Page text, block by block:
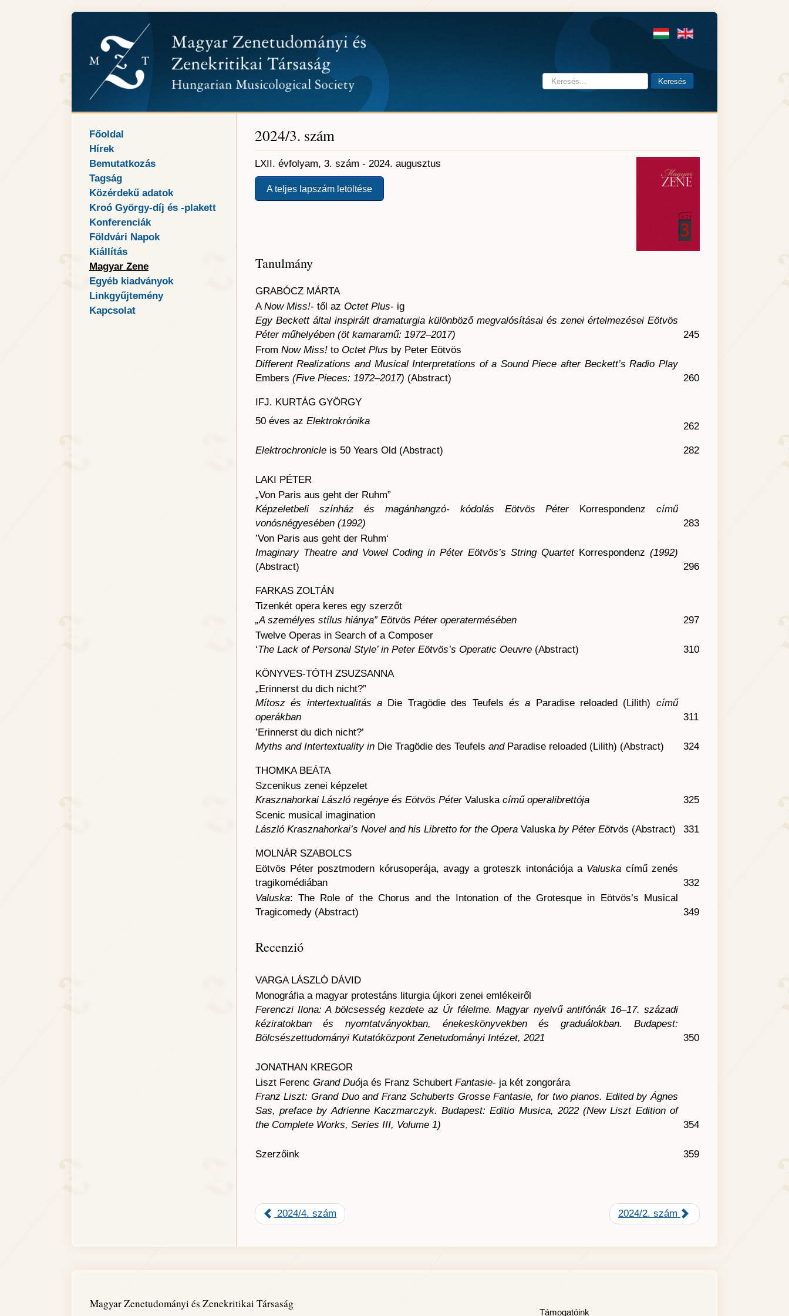
Keresés... Keresés
Főoldal
Hírek
Bemutatkozás
Tagság
Közérdekű adatok
Kroó György-díj és -plakett
Konferenciák
Földvári Napok
Kiállítás
Magyar Zene
Egyéb kiadványok
Linkgyűjtemény
Kapcsolat
2024/3. szám
LXII. évfolyam, 3. szám - 2024. augusztus
A teljes lapszám letöltése
Tanulmány
GRABÓCZ MÁRTA
ANow Miss!- től az Octet Plus- ig
Egy Beckett által inspirált dramaturgia különböző megvalósításai és zenei értelmezései Eötvös
Péter műhelyében (öt kamaramű: 1972–2017)
245
From Now Miss!to Octet Plus by Peter Eötvös
Different Realizations and Musical Interpretations of a Sound Piece after Beckett’s Radio Play
Embers (Five Pieces: 1972–2017) (Abstract) 260
IFJ. KURTÁG GYÖRGY
50 éves az Elektrokrónika 262
Elektrochronicleis 50 Years Old (Abstract) 282
LAKI PÉTER
„Von Paris aus geht der Ruhm”
Képzeletbeli színház és magánhangzó- kódolás Eötvös Péter
Korrespondenz című
vonósnégyesében (1992)
283
’Von Paris aus geht der Ruhm‘
Imaginary Theatre and Vowel Coding in Péter Eötvös’s String Quartet Korrespondenz (1992)
(Abstract)
296
FARKAS ZOLTÁN
Tizenkét opera keres egy szerzőt
„A személyes stílus hiánya” Eötvös Péter operatermésében
297
Twelve Operas in Search of a Composer
‘The Lack of Personal Style’ in Peter Eötvös’s Operatic Oeuvre(Abstract) 310
KÖNYVES-TÓTH ZSUZSANNA
„Erinnerst du dich nicht?”
Mítosz és intertextualitás a
Die Tragödie des Teufels és a Paradise reloaded (Lilith) című
operákban
311
’Erinnerst du dich nicht?’
Myths and Intertextuality in Die Tragödie des Teufels and Paradise reloaded (Lilith) (Abstract) 324
THOMKA BEÁTA
Szcenikus zenei képzelet
Krasznahorkai László regénye és Eötvös Péter Valuskacímű operalibrettója
325
Scenic musical imagination
László Krasznahorkai’s Novel and his Libretto for the Opera Valuskaby Péter Eötvös (Abstract) 331
MOLNÁR SZABOLCS
Eötvös Péter posztmodern kórusoperája, avagy a groteszk intonációja a Valuska című zenés
tragikomédiában
332
Valuska: The Role of the Chorus and the Intonation of the Grotesque in Eötvös’s Musical
Tragicomedy (Abstract)
349
Recenzió
VARGA LÁSZLÓ DÁVID
Monográfia a magyar protestáns liturgia újkori zenei emlékeiről
Ferenczi Ilona: A bölcsesség kezdete az Úr félelme. Magyar nyelvű antifónák 16–17. századi
kéziratokban és nyomtatványokban, énekeskönyvekben és graduálokban. Budapest:
Bölcsészettudományi Kutatóközpont Zenetudományi Intézet, 2021
350
JONATHAN KREGOR
Liszt Ferenc Grand Duója és Franz Schubert Fantasie- ja két zongorára
Franz Liszt: Grand Duo and Franz Schuberts Grosse Fantasie, for two pianos. Edited by Ágnes
Sas, preface by Adrienne Kaczmarczyk. Budapest: Editio Musica, 2022 (New Liszt Edition of
the Complete Works, Series III, Volume 1)
354
Szerzőink 359
2024/4. szám 2024/2. szám
Magyar Zenetudományi és Zenekritikai Társaság
Támogatóink